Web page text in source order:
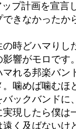
プ計画を宣言
きなかったか
時どハマりし
影響がモロです
れる邦楽バ
噛めば噛むほ
ックバンドに
現したら僕
遠く及ばないけ